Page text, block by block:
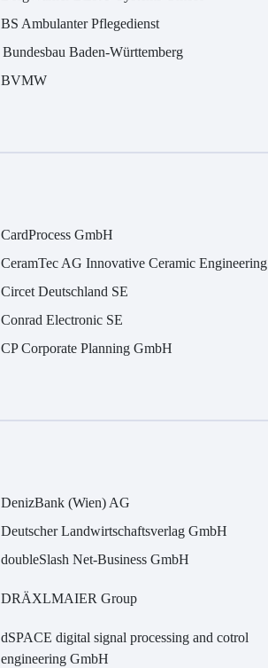
BS Ambulanter Pflegedienst
Bundesbau Baden-Württemberg
BVMW
CardProcess GmbH
CeramTec AG Innovative Ceramic Engineering
Circet Deutschland SE
Conrad Electronic SE
CP Corporate Planning GmbH
DenizBank (Wien) AG
Deutscher Landwirtschaftsverlag GmbH
doubleSlash Net-Business GmbH
DRÄXLMAIER Group
dSPACE digital signal processing and cotrol
engineering GmbH